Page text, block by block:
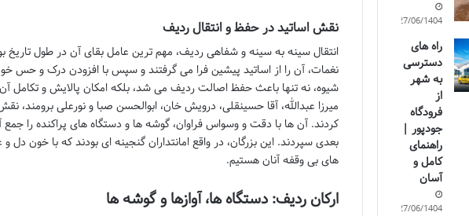
نقش اساتید در حفظ و انتقال ردیف
انتقال سینه به سینه و شفاهی ردیف، مهم ترین عامل بقای آن در طول
نغمات، آن را از اساتید پیشین فرا می گرفتند و سپس با افزودن درک و حس
شیوه، نه تنها باعث حفظ اصالت ردیف می شد، بلکه امکان پالایش و تکامل
میرزا عبدالله، آقا حسینقلی، درویش خان، ابوالحسن صبا و نورعلی
کردند. آن ها با دقت و وسواس فراوان، گوشه ها و دستگاه های پراکنده را
بعدی سپردند. این بزرگان، در واقع امانتداران گنجینه ای بودند که با خون
های بی وقفه آنان هستیم.
ارکان ردیف: دستگاه ها، آوازها و گوشه ها
27/06/1404
راه های
دسترسی
به شهر
از
فرودگاه
جودپور |
راهنمای
کامل و
آسان
27/06/1404